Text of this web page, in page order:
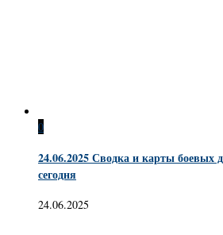
0
24.06.2025 Сводка и карты боевых
сегодня
24.06.2025